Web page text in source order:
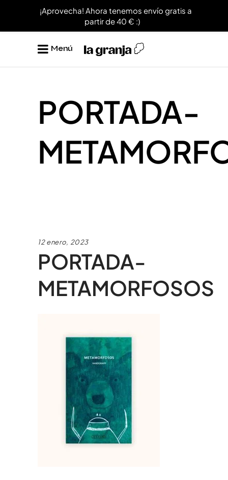
Menú
PORTADA-
12 enero, 2023
PORTADA-
METAMORFOSOS
¡Aprovecha! Ahora tenemos envío gratis a
partir de 40 € :)